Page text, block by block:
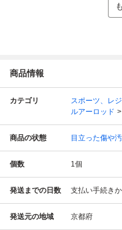
商品情報
カテゴリ スポーツ、レ
ルアーロッド
商品の状態 目立った傷や
個数 1個
発送までの日数 支払い手続き
発送元の地域 京都府